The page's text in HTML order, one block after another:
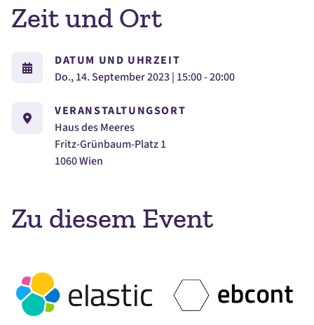
Zeit und Ort
DATUM UND UHRZEIT
Do., 14. September 2023 | 15:00 - 20:00
VERANSTALTUNGSORT
Haus des Meeres
Fritz-Grünbaum-Platz 1
1060 Wien
Zu diesem Event